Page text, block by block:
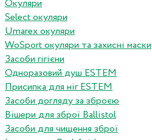
Окуляри
Select окуляри
Umarex окуляри
WoSport окуляри та захисні маски
Засоби гігієни
Одноразовий душ ESTEM
Присипка для ніг ESTEM
Засоби догляду за зброєю
Вішери для зброї Ballistol
Засоби для чищення зброї